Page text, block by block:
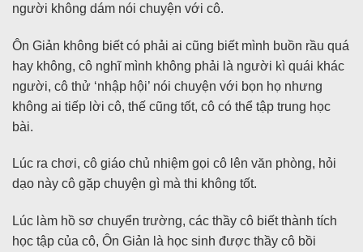
người không dám nói chuyện với cô.
Ôn Giản không biết có phải ai cũng biết mình buồn rầu quá
hay không, cô nghĩ mình không phải là người kì quái khác
người, cô thử ‘nhập hội’ nói chuyện với bọn họ nhưng
không ai tiếp lời cô, thế cũng tốt, cô có thể tập trung học
bài.
Lúc ra chơi, cô giáo chủ nhiệm gọi cô lên văn phòng, hỏi
dạo này cô gặp chuyện gì mà thi không tốt.
Lúc làm hồ sơ chuyển trường, các thầy cô biết thành tích
học tập của cô, Ôn Giản là học sinh được thầy cô bồi